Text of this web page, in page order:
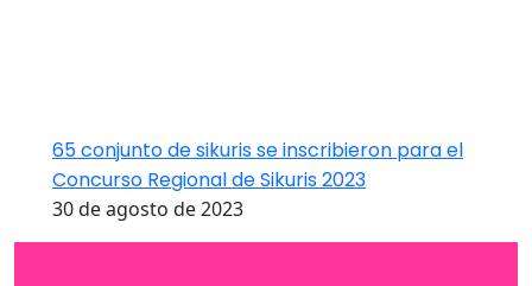
65 conjunto de sikuris se inscribieron para el
Concurso Regional de Sikuris 2023
30 de agosto de 2023